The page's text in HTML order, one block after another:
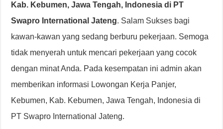
Kab. Kebumen, Jawa Tengah, Indonesia di PT
Swapro International Jateng. Salam Sukses bagi
kawan-kawan yang sedang berburu pekerjaan. Semoga
tidak menyerah untuk mencari pekerjaan yang cocok
dengan minat Anda. Pada kesempatan ini admin akan
memberikan informasi Lowongan Kerja Panjer,
Kebumen, Kab. Kebumen, Jawa Tengah, Indonesia di
PT Swapro International Jateng.